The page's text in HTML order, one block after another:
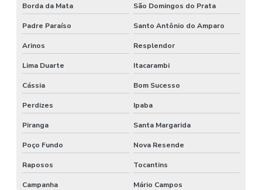
Borda da Mata São Domingos do Prata
Padre Paraíso Santo Antônio do Amparo
Arinos Resplendor
Lima Duarte Itacarambi
Cássia Bom Sucesso
Perdizes Ipaba
Piranga Santa Margarida
Poço Fundo Nova Resende
Raposos Tocantins
Campanha Mário Campos